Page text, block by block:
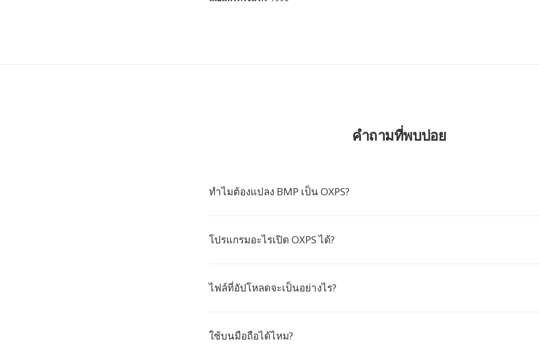
คำถามที่พบบ่อย
ทำไมต้องแปลง BMP เป็น OXPS?
โปรแกรมอะไรเปิด OXPS ได้?
ไฟล์ที่อัปโหลดจะเป็นอย่างไร?
ใช้บนมือถือได้ไหม?